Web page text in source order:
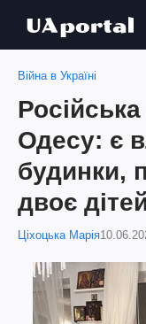
Війна в Україні
Одесу: є
будинки,
двоє
Ціхоцька Марія